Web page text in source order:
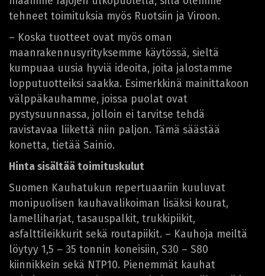
tehneet toimituksia myös Ruotsiin ja Viroon.
– Koska tuotteet ovat myös oman
maanrakennusyrityksemme käytössä, sieltä
kumpuaa uusia hyviä ideoita, joita jalostamme
lopputuotteiksi saakka. Esimerkkinä mainittakoon
välppäkauhamme, joissa puolat ovat
pystysuunnassa, jolloin ei tarvitse tehdä
ravistavaa liikettä niin paljon. Tämä säästää
konetta, tietää Sainio.
Hinta sisältää toimituskulut
Suomen Kauhatukun repertuaariin kuuluvat
monipuolisen kauhavalikoiman lisäksi kourat,
lamelliharjat, tasauspalkit, trukkipiikit,
asfalttileikkurit sekä routapiikit. – Kauhoja meiltä
löytyy 1,5 – 35 tonnin koneisiin, S30 – S80
kiinnikkein sekä NTP10. Pienemmät kauhat